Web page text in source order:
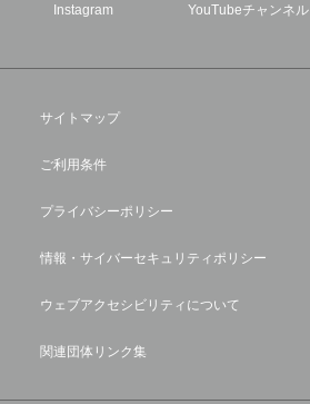
Instagram YouTubeチャンネル
サイトマップ
ご利用条件
プライバシーポリシー
情報・サイバーセキュリティポリシー
ウェブアクセシビリティについて
関連団体リンク集